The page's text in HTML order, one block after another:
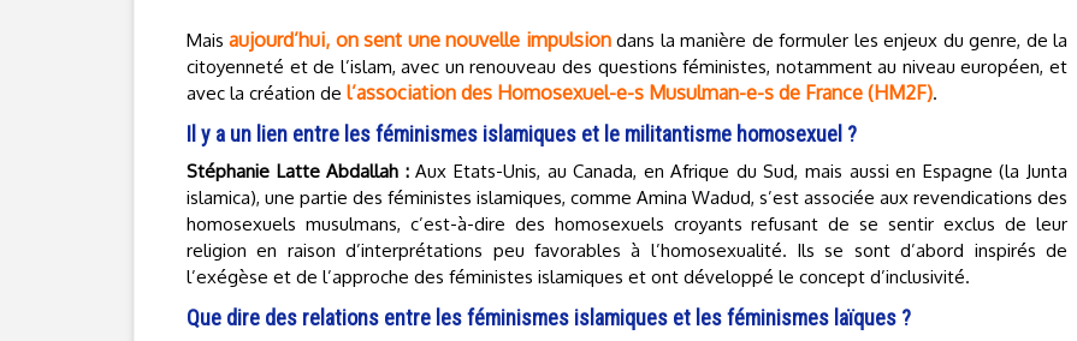
Mais aujourd’hui, on sent une nouvelle impulsiondans la manière de formuler les enjeux du genre, de la
citoyenneté et de l’islam, avec un renouveau des questions féministes, notamment au niveau européen, et
avec la création de l’association des Homosexuel-e-s Musulman-e-s de France (HM2F).
Il y a un lien entre les féminismes islamiques et le militantisme homosexuel ?
Stéphanie Latte Abdallah :Aux Etats-Unis, au Canada, en Afrique du Sud, mais aussi en Espagne (la Junta
islamica), une partie des féministes islamiques, comme Amina Wadud, s’est associée aux revendications des
homosexuels musulmans, c’est-à-dire des homosexuels croyants refusant de se sentir exclus de leur
religion en raison d’interprétations peu favorables à l’homosexualité. Ils se sont d’abord inspirés de
l’exégèse et de l’approche des féministes islamiques et ont développé le concept d’inclusivité.
Que dire des relations entre les féminismes islamiques et les féminismes laïques ?